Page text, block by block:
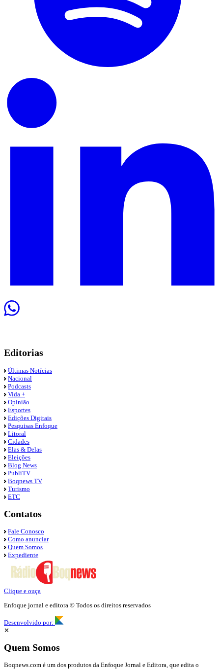
Editorias
Últimas Notícias
Nacional
Podcasts
Vida +
Opinião
Esportes
Edições Digitais
Pesquisas Enfoque
Litoral
Cidades
Elas & Delas
Eleições
Blog News
PubliTV
Boqnews TV
Turismo
ETC
Contatos
Fale Conosco
Como anunciar
Quem Somos
Expediente
Clique e ouça
Enfoque jornal e editora © Todos os direitos reservados
Desenvolvido por:
✕
Quem Somos
Boqnews.com é um dos produtos da Enfoque Jornal e Editora, que edita o